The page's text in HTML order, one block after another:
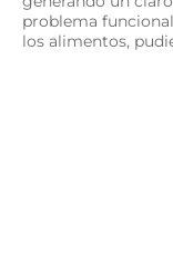
problema
los alimentos,